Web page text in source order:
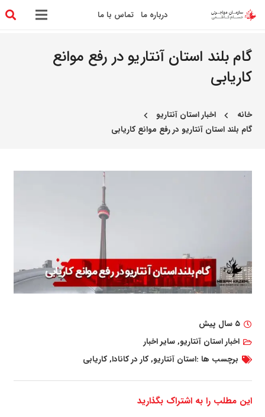
درباره ما تماس با ما
گام بلند استان آنتاریو در رفع موانع
کاریابی
خانه chevron_left اخبار استان آنتاریو chevron_left
گام بلند استان آنتاریو در رفع موانع کاریابی
۵ سال پیش
اخبار استان آنتاریو,سایر اخبار
برچسب ها :استان آنتاریو,کار در کانادا,کاریابی
این مطلب را به اشتراک بگذارید